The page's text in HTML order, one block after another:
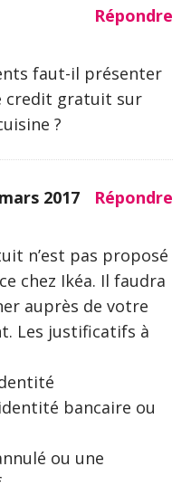
Répondre
faut-il présenter
credit gratuit sur
?
2017
Répondre
n’est pas proposé
chez Ikéa. Il faudra
auprès de votre
Les justificatifs à
bancaire ou
ou une